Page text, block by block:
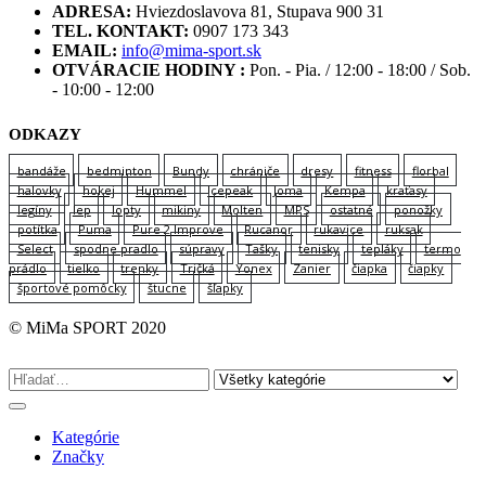
ADRESA: Hviezdoslavova 81, Stupava 900 31
TEL. KONTAKT: 0907 173 343
EMAIL: info@mima-sport.sk
OTVÁRACIE HODINY : Pon. - Pia. / 12:00 - 18:00 / Sob.
- 10:00 - 12:00
ODKAZY
bandáže bedminton Bundy chrániče dresy fitness
florbal
halovky
hokej Hummel Icepeak Joma Kempa
kraťasy
legíny
lep lopty mikiny Molten MPS ostatné
ponožky
potítka
Puma Pure 2 Improve Rucanor rukavice
ruksak
Select
spodne pradlo súpravy Tašky tenisky tepláky
termo
prádlo
tielko trenky Tričká Yonex Zanier čiapka
čiapky
športové pomôcky
štucne šľapky
© MiMa SPORT 2020
Kategórie
Značky